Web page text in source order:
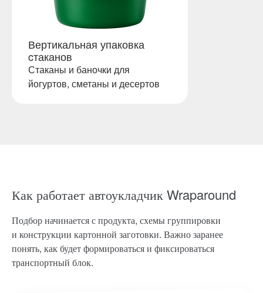
Вертикальная упаковка
cтаканов
Стаканы и баночки для
йогуртов, сметаны и десертов
Как работает автоукладчик Wraparound
Подбор начинается с продукта, схемы группировки
и конструкции картонной заготовки. Важно заранее
понять, как будет формироваться и фиксироваться
транспортный блок.